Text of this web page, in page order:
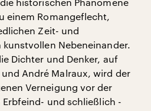
einem Romangeflecht,
Zeit- und
kunstvollen Nebeneinander.
Dichter und Denker, auf
André Malraux, wird der
Verneigung vor der
und schließlich -